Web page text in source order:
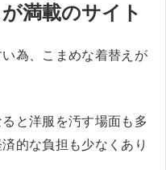
満載のサイト
為、こまめな着替えが
と洋服を汚す場面も多
的な負担も少なくあり